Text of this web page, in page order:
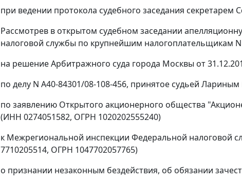
при ведении протокола судебного заседания секретарем
Рассмотрев в открытом судебном заседании
налоговой службы по крупнейшим налогоплательщикам N
на решение Арбитражного суда города Москвы от
по делу N А40-84301/08-108-456, принятое судьей
по заявлению Открытого акционерного общества
(ИНН 0274051582, ОГРН 1020202555240)
к Межрегиональной инспекции Федеральной налоговой
7710205514, ОГРН 1047702057765)
о признании незаконным бездействия, об обязании